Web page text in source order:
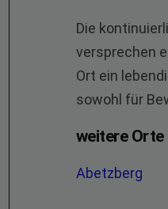
Die
versprechen
Ort ein
sowohl für
weitere Orte
Abetzberg